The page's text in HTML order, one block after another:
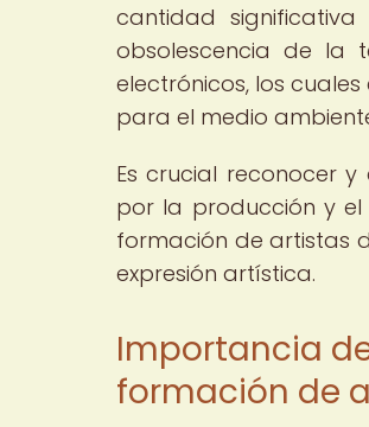
cantidad
obsolescencia de la
electrónicos, los
para el medio
Es crucial reconocer
por la producción y
formación de artistas
expresión artística.
Importancia
formación de